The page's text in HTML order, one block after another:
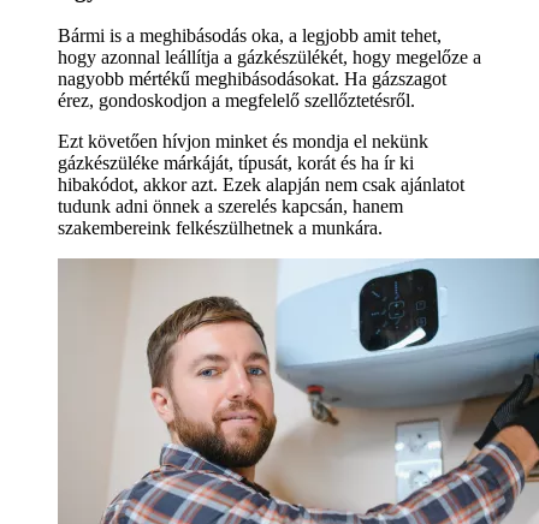
Bármi is a meghibásodás oka, a legjobb amit tehet,
hogy azonnal leállítja a gázkészülékét, hogy megelőze a
nagyobb mértékű meghibásodásokat. Ha gázszagot
érez, gondoskodjon a megfelelő szellőztetésről.
Ezt követően hívjon minket és mondja el nekünk
gázkészüléke márkáját, típusát, korát és ha ír ki
hibakódot, akkor azt. Ezek alapján nem csak ajánlatot
tudunk adni önnek a szerelés kapcsán, hanem
szakembereink felkészülhetnek a munkára.